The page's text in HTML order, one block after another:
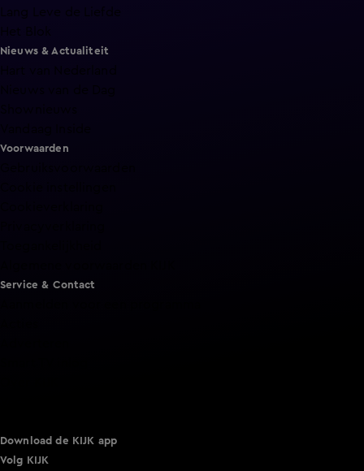
Nieuws & Actualiteit
Voorwaarden
Service & Contact
Download de KIJK app
Volg KIJK